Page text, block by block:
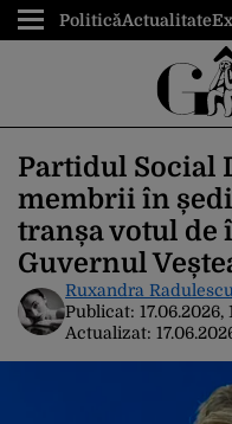
PoliticăActualitate
Partidul Social
membrii în
tranșa votul
Guvernul
Ruxandra Radulescu
Publicat: 17.06.2026,
Actualizat: